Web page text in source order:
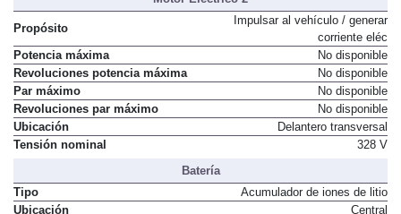
Motor Eléctrico 2
Propósito
Impulsar al vehículo / generar
corriente eléc
Potencia máxima
No disponible
Revoluciones potencia máxima
No disponible
Par máximo
No disponible
Revoluciones par máximo
No disponible
Ubicación
Delantero transversal
Batería
Tipo
Acumulador de iones de litio